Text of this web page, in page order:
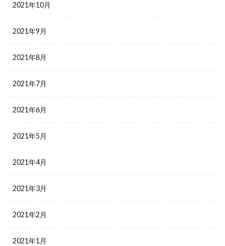
2021年10月
2021年9月
2021年8月
2021年7月
2021年6月
2021年5月
2021年4月
2021年3月
2021年2月
2021年1月